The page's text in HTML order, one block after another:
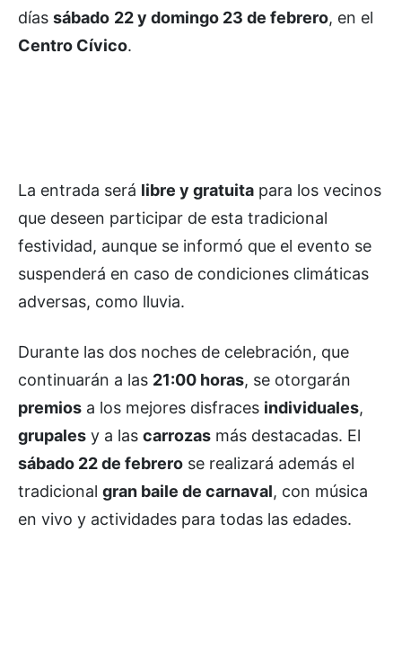
días sábado 22 y domingo 23 de febrero, en el
Centro Cívico.
La entrada será libre y gratuita para los vecinos
que deseen participar de esta tradicional
festividad, aunque se informó que el evento se
suspenderá en caso de condiciones climáticas
adversas, como lluvia.
Durante las dos noches de celebración, que
continuarán a las 21:00 horas, se otorgarán
premios a los mejores disfraces individuales,
grupales y a las carrozas más destacadas. El
sábado 22 de febrero se realizará además el
tradicional gran baile de carnaval, con música
en vivo y actividades para todas las edades.